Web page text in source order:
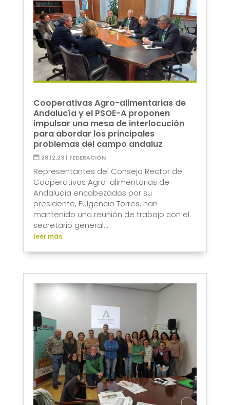
Cooperativas Agro-alimentarias de
Andalucía y el PSOE-A proponen
impulsar una mesa de interlocución
para abordar los principales
problemas del campo andaluz
28.12.23| FEDERACIÓN
Representantes del Consejo Rector de
Cooperativas Agro-alimentarias de
Andalucía encabezados por su
presidente, Fulgencio Torres, han
mantenido una reunión de trabajo con el
secretario general...
leer más